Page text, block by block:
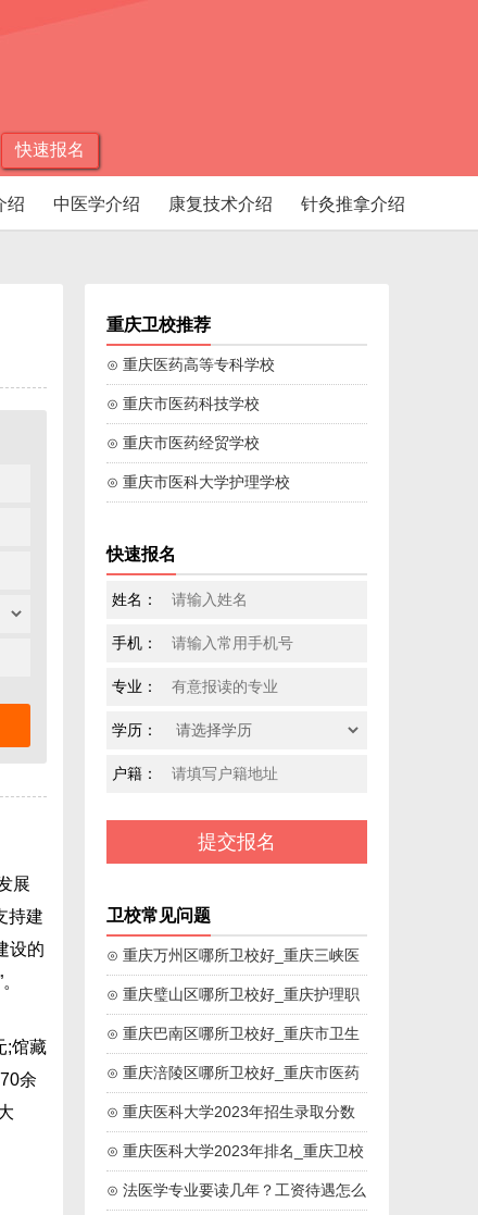
快速报名
绍 中医学介绍 康复技术介绍 针灸推拿介绍
展
持建
设的
;馆藏
余
重庆卫校推荐
⊙ 重庆医药高等专科学校
⊙ 重庆市医药科技学校
⊙ 重庆市医药经贸学校
⊙ 重庆市医科大学护理学校
快速报名
姓名：
手机：
专业：
学历：
户籍：
卫校常见问题
⊙ 重庆万州区哪所卫校好_重庆三峡医
药高等专科院校
⊙ 重庆璧山区哪所卫校好_重庆护理职
业学院
⊙ 重庆巴南区哪所卫校好_重庆市卫生
技工学校
⊙ 重庆涪陵区哪所卫校好_重庆市医药
卫生学校
⊙ 重庆医科大学2023年招生录取分数
线
⊙ 重庆医科大学2023年排名_重庆卫校
排名
⊙ 法医学专业要读几年？工资待遇怎么